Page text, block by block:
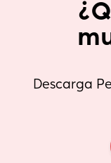
Descarga